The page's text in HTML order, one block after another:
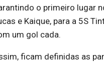
o primeiro lugar
e Kaique, para a 5S
um gol cada.
ficam definidas as